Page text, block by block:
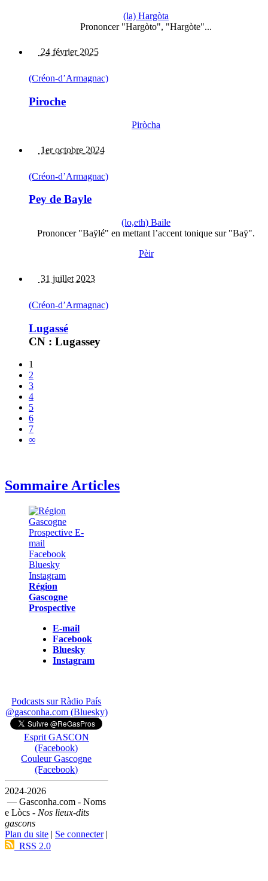
(la) Hargòta
Prononcer "Hargòto", "Hargòte"...
24 février 2025
(Créon-d’Armagnac)
Piroche
Piròcha
1er octobre 2024
(Créon-d’Armagnac)
Pey de Bayle
(lo,eth) Baile
Prononcer "Baÿlé" en mettant l’accent tonique sur "Baÿ".
Pèir
31 juillet 2023
(Créon-d’Armagnac)
Lugassé
CN : Lugassey
1
2
3
4
5
6
7
∞
Sommaire Articles
Région
Gascogne
Prospective
E-mail
Facebook
Bluesky
Instagram
Podcasts sur Ràdio País
@gasconha.com (Bluesky)
Esprit GASCON
(Facebook)
Couleur Gascogne
(Facebook)
2024-2026
— Gasconha.com - Noms
e Lòcs - Nos lieux-dits
gascons
Plan du site | Se connecter|
RSS 2.0